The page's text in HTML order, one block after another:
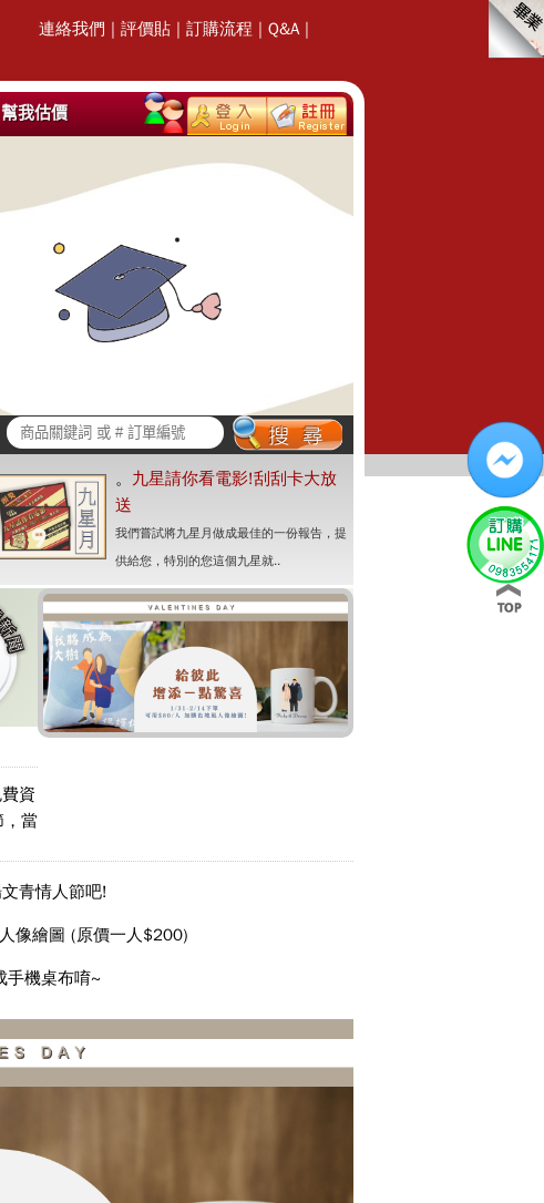
連絡我們 | 評價貼 | 訂購流程 | Q&A|
幫我估價
。 九星請你看電影!刮刮卡大放
送
我們嘗試將九星月做成最佳的一份報告，提
供給您，特別的您這個九星就..